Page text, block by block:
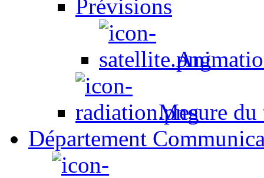
Prévisions
Mesure du
Département